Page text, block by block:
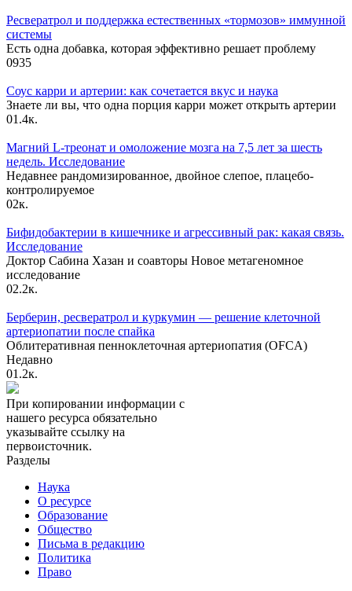
Ресвератрол и поддержка естественных «тормозов» иммунной
системы
Есть одна добавка, которая эффективно решает проблему
0935
Соус карри и артерии: как сочетается вкус и наука
Знаете ли вы, что одна порция карри может открыть артерии
01.4к.
Магний L-треонат и омоложение мозга на 7,5 лет за шесть
недель. Исследование
Недавнее рандомизированное, двойное слепое, плацебо-
контролируемое
02к.
Бифидобактерии в кишечнике и агрессивный рак: какая связь.
Исследование
Доктор Сабина Хазан и соавторы Новое метагеномное
исследование
02.2к.
Берберин, ресвератрол и куркумин — решение клеточной
артериопатии после спайка
Облитеративная пенноклеточная артериопатия (OFCA)
Недавно
01.2к.
При копировании информации с
нашего ресурса обязательно
указывайте ссылку на
первоисточник.
Разделы
Наука
О ресурсе
Образование
Общество
Письма в редакцию
Политика
Право